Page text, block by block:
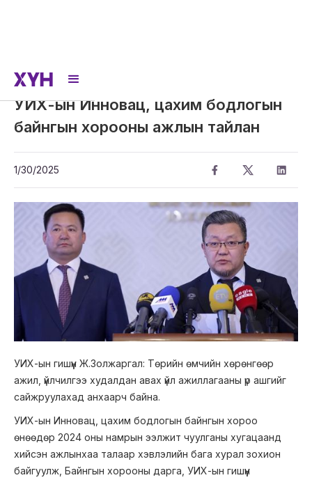
УИХ-ын Инновац, цахим бодлогын
байнгын хорооны ажлын тайлан
1/30/2025
УИХ-ын гишүүн Ж.Золжаргал: Төрийн өмчийн хөрөнгөөр
ажил, үйлчилгээ худалдан авах үйл ажиллагааны үр ашгийг
сайжруулахад анхаарч байна.
УИХ-ын Инновац, цахим бодлогын байнгын хороо
өнөөдөр 2024 оны намрын ээлжит чуулганы хугацаанд
хийсэн ажлынхаа талаар хэвлэлийн бага хурал зохион
байгуулж, Байнгын хорооны дарга, УИХ-ын гишүүн